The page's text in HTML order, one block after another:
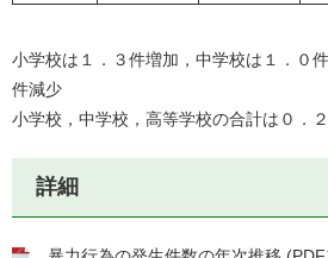
小学校は１．３件増加，中学校は１．０
件減少
小学校，中学校，高等学校の合計は０．
詳細